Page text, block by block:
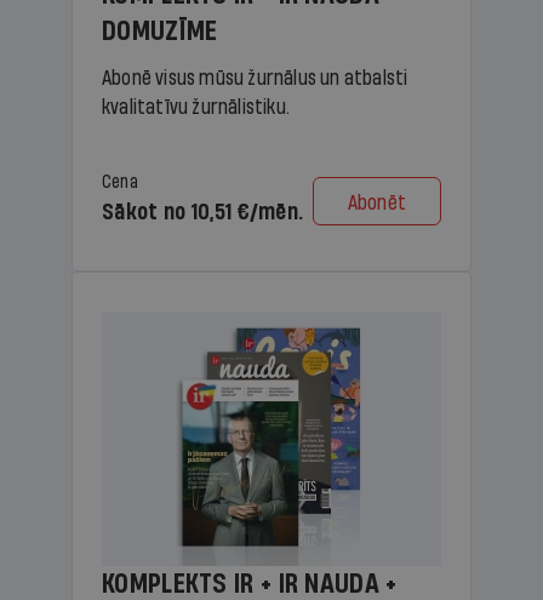
DOMUZĪME
Abonē visus mūsu žurnālus un atbalsti
kvalitatīvu žurnālistiku.
Cena
Sākot no 10,51 €/mēn. Abonēt
KOMPLEKTS IR + IR NAUDA +